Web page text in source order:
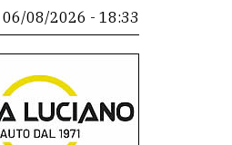
06/08/2026 - 18:33